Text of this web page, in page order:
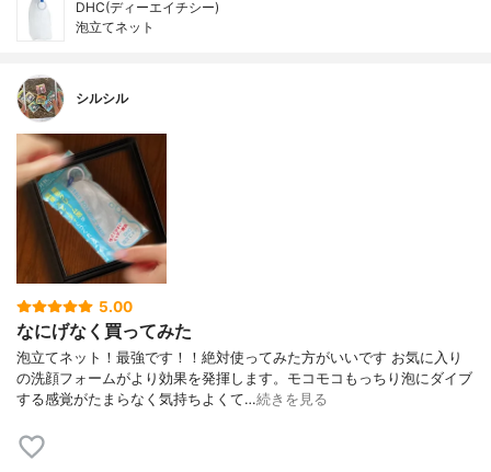
DHC(ディーエイチシー)
泡立てネット
シルシル
5.00
なにげなく買ってみた
泡立てネット！最強です！！絶対使ってみた方がいいです お気に入り
の洗顔フォームがより効果を発揮します。モコモコもっちり泡にダイブ
する感覚がたまらなく気持ちよくて…続きを見る